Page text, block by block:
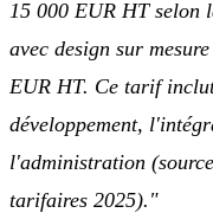
15 000 EUR HT selon
avec design sur
EUR HT. Ce tarif
développement,
l'administration
tarifaires 2025)."